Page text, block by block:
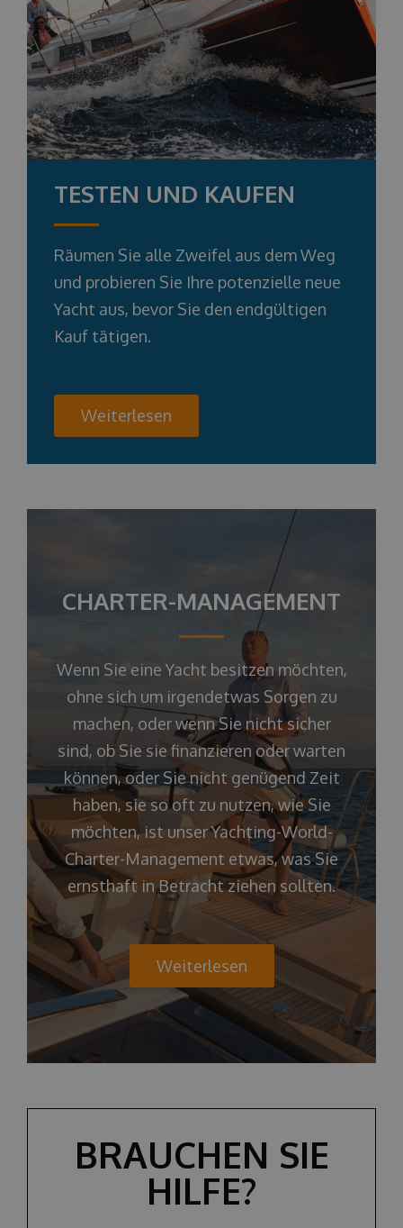
TESTEN UND KAUFEN
Räumen Sie alle Zweifel aus dem Weg
und probieren Sie Ihre potenzielle neue
Yacht aus, bevor Sie den endgültigen
Kauf tätigen.
Weiterlesen
CHARTER-MANAGEMENT
Wenn Sie eine Yacht besitzen möchten,
ohne sich um irgendetwas Sorgen zu
machen, oder wenn Sie nicht sicher
sind, ob Sie sie finanzieren oder warten
können, oder Sie nicht genügend Zeit
haben, sie so oft zu nutzen, wie Sie
möchten, ist unser Yachting-World-
Charter-Management etwas, was Sie
ernsthaft in Betracht ziehen sollten.
Weiterlesen
BRAUCHEN SIE
HILFE?